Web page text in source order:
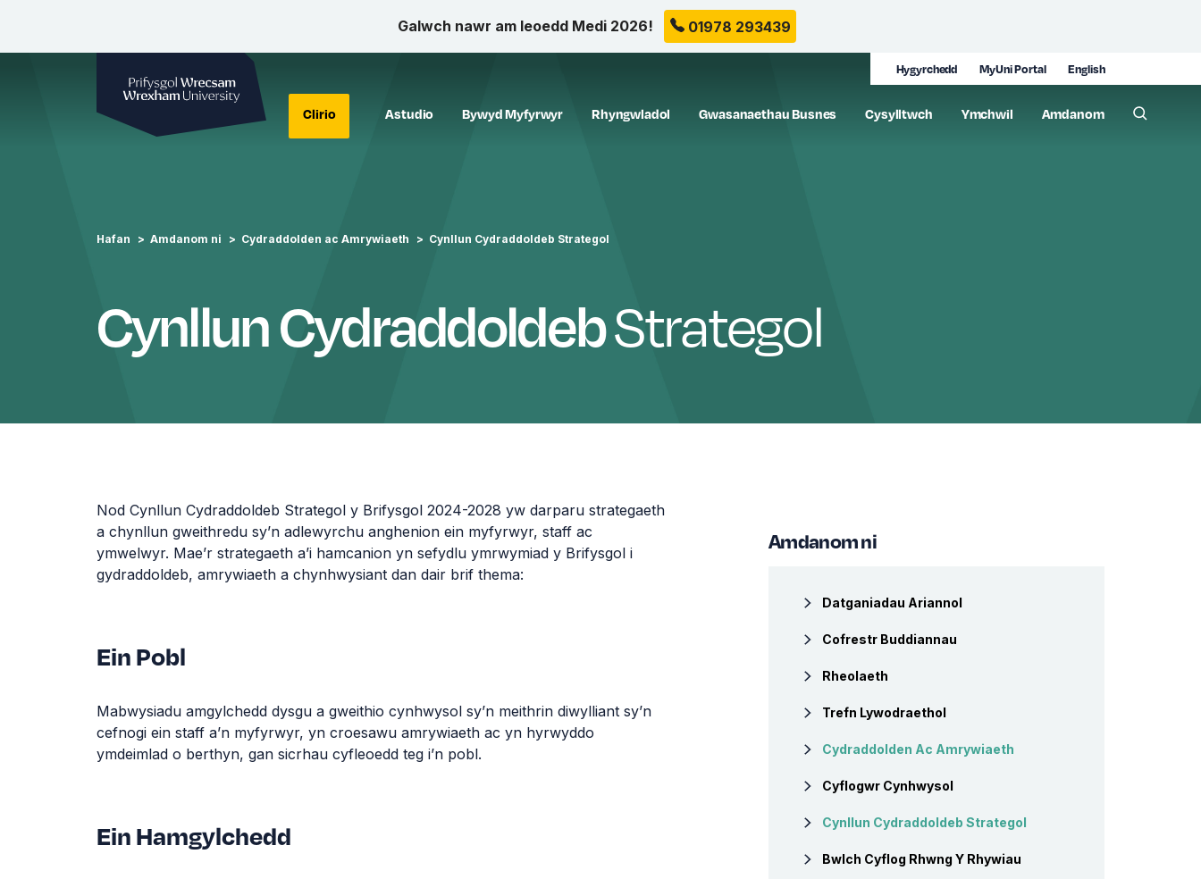
Galwch nawr am leoedd Medi 2026! 01978 293439
Hygyrchedd MyUni Portal English
Clirio Astudio Bywyd Myfyrwyr Rhyngwladol Gwasanaethau Busnes Cysylltwch Ymchwil Amdanom
Hafan Amdanom ni Cydraddolden ac Amrywiaeth Cynllun Cydraddoldeb Strategol
Cynllun CydraddoldebStrategol
Nod Cynllun Cydraddoldeb Strategol y Brifysgol 2024-2028 yw darparu strategaeth
a chynllun gweithredu sy’n adlewyrchu anghenion ein myfyrwyr, staff ac
ymwelwyr. Mae’r strategaeth a’i hamcanion yn sefydlu ymrwymiad y Brifysgol i
gydraddoldeb, amrywiaeth a chynhwysiant dan dair brif thema:
Ein Pobl
Mabwysiadu amgylchedd dysgu a gweithio cynhwysol sy’n meithrin diwylliant sy’n
cefnogi ein staff a’n myfyrwyr, yn croesawu amrywiaeth ac yn hyrwyddo
ymdeimlad o berthyn, gan sicrhau cyfleoedd teg i’n pobl.
Ein Hamgylchedd
Amdanom ni
Datganiadau Ariannol
Cofrestr Buddiannau
Rheolaeth
Trefn Lywodraethol
Cydraddolden Ac Amrywiaeth
Cyflogwr Cynhwysol
Cynllun Cydraddoldeb Strategol
Bwlch Cyflog Rhwng Y Rhywiau